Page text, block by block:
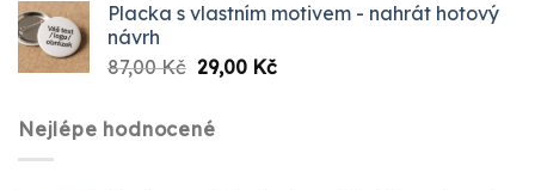
Placka s vlastním motivem - nahrát hotový
návrh
87,00Kč Původní
byla:
87,00 Kč.
29,00 KčAktuální
Nejlépe hodnocené